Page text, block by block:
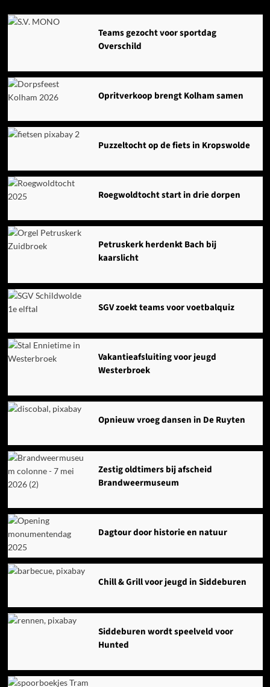
Agenda
Teams gezocht voor sportdag
Overschild
Opritverkoop brengt Kolham samen
Puzzeltocht op de fiets in Kropswolde
Roegwoldtocht start in drie dorpen
Petruskerk herdenkt Bach bij
kaarslicht
SGV zoekt teams voor voetbalquiz
Vakantieafsluiting voor jeugd
Westerbroek
Opnieuw vroeg dansen in De Ruyten
Zestig oldtimers bij afscheid
Brandweermuseum
Dagtour door historie en natuur
Chill & Grill voor jeugd in Siddeburen
Siddeburen wordt speelveld voor
Hunted